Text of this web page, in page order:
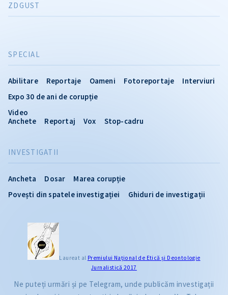
INVESTIGATII
Ancheta Dosar
Marea corupție
Povești din spatele investigației
Ghiduri de investigații
SPECIAL
Abilitare Reportaje Oameni Fotoreportaje
Interviuri
Expo 30 de ani de corupție
Video
Anchete
Reportaj Vox Stop-cadru
ZDGUST
Laureat al Premiului Naţional de Etică și Deontologie
Jurnalistică 2017
Ne puteți urmări și pe Telegram, unde publicăm investigații